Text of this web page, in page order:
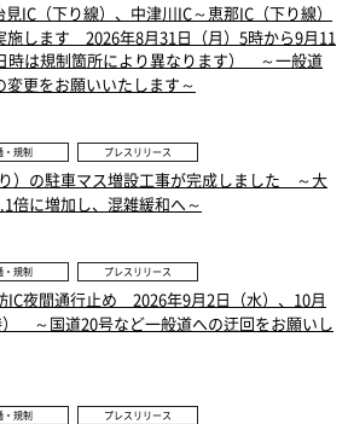
IC（下り線）、中津川IC～恵那IC（下り線）
施します 2026年8月31日（月）5時から9月11
時は規制箇所により異なります） ～一般道
更をお願いいたします～
・規制 プレスリリース
）の駐車マス増設工事が完成しました ～大
倍に増加し、混雑緩和へ～
・規制 プレスリリース
IC夜間通行止め 2026年9月2日（水）、10月
～国道20号など一般道への迂回をお願いし
・規制 プレスリリース